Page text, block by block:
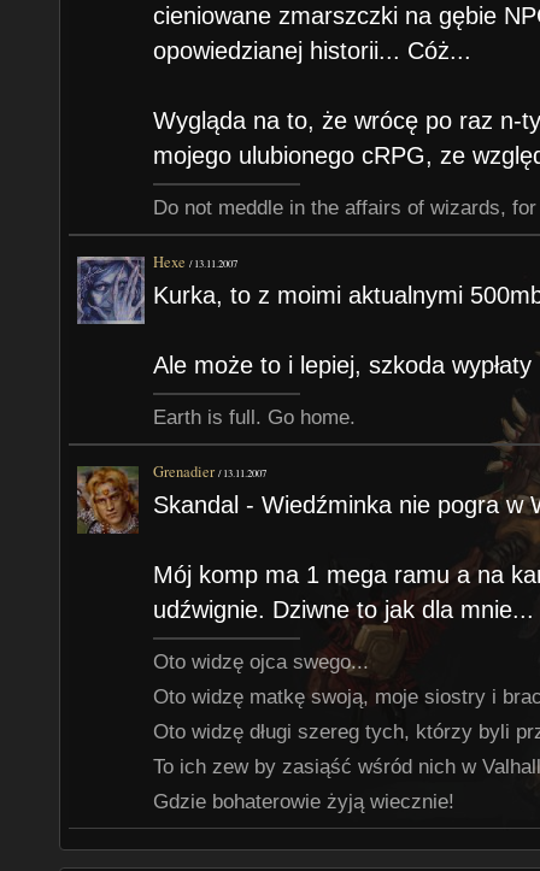
cieniowane zmarszczki na gębie
opowiedzianej historii... Cóż...
Wygląda na to, że wrócę po raz n-
mojego ulubionego cRPG, ze
Do not meddle in the affairs of wizards,
Hexe /13.11.2007
Kurka, to z moimi aktualnymi
Ale może to i lepiej, szkoda
Earth is full. Go home.
Grenadier /13.11.2007
Skandal - Wiedźminka nie pogra w
Mój komp ma 1 mega ramu a na
udźwignie. Dziwne to jak dla mnie...
Oto widzę ojca swego...
Oto widzę matkę swoją, moje siostry i
Oto widzę długi szereg tych, którzy byli
To ich zew by zasiąść wśród nich w
Gdzie bohaterowie żyją wiecznie!